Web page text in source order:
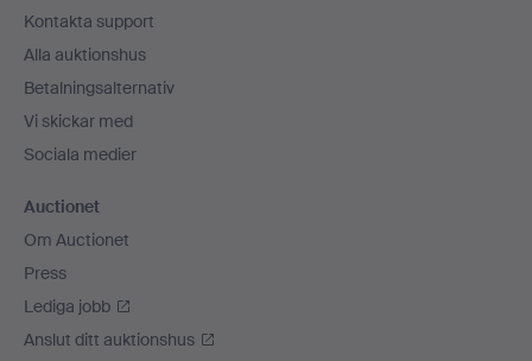
Kontakta support
Alla auktionshus
Betalningsalternativ
Vi skickar med
Sociala medier
Auctionet
Om Auctionet
Press
Lediga jobb
Anslut ditt auktionshus